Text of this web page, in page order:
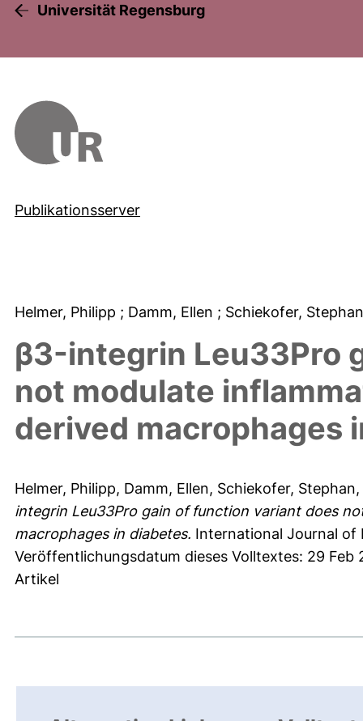
Universität Regensburg
Publikationsserver
Helmer, Philipp ; Damm, Ellen ; Schiekofer,
β3-integrin Leu33Pro
not modulate
derived macrophages
Helmer, Philipp, Damm, Ellen, Schiekofer, Stephan,
integrin Leu33Pro gain of function variant does
macrophages in diabetes. International Journal of
Veröffentlichungsdatum dieses Volltextes: 29 Feb
Artikel